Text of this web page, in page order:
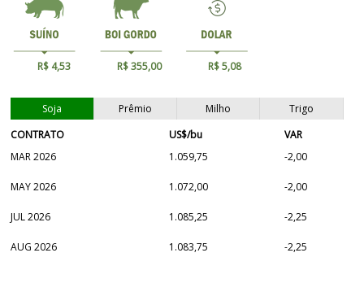
R$ 4,53 R$ 355,00 R$ 5,08
Soja Prêmio Milho
Trigo
CONTRATO
US$/bu
VAR
MAR 2026
1.059,75 -2,00
MAY 2026 1.072,00 -2,00
JUL 2026 1.085,25 -2,25
AUG 2026 1.083,75 -2,25